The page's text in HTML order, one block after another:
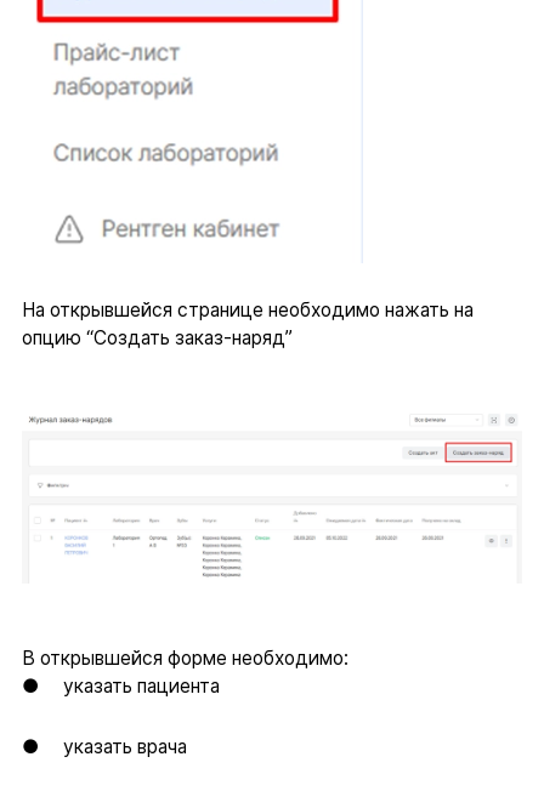
На открывшейся странице необходимо нажать на
опцию “Создать заказ-наряд”
В открывшейся форме необходимо:
● указать пациента
● указать врача